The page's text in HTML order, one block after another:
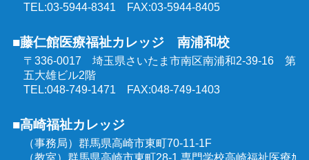
TEL:03-5944-8341 FAX:03-5944-8405
■藤仁館医療福祉カレッジ 南浦和校
〒336-0017 埼玉県さいたま市南区南浦和2-39-16 第
五大雄ビル2階
TEL:048-749-1471 FAX:048-749-1403
■高崎福祉カレッジ
（事務局）群馬県高崎市東町70-11-1F
（教室）群馬県高崎市東町28-1 専門学校高崎福祉医療ｶ